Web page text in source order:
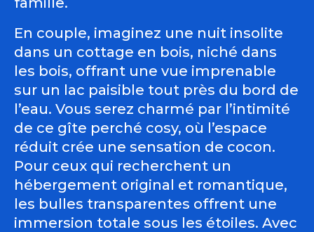
En couple, imaginez une nuit insolite
dans un cottage en bois, niché dans
les bois, offrant une vue imprenable
sur un lac paisible tout près du bord de
l’eau. Vous serez charmé par l’intimité
de ce gîte perché cosy, où l’espace
réduit crée une sensation de cocon.
Pour ceux qui recherchent un
hébergement original et romantique,
les bulles transparentes offrent une
immersion totale sous les étoiles. Avec